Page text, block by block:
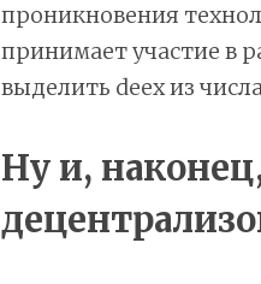
проникновения
принимает участие в
выделить deex из
Ну и,